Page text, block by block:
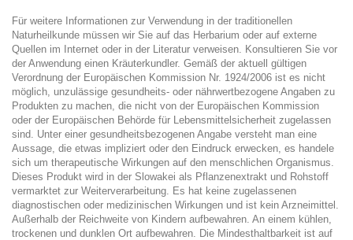
Für weitere Informationen zur Verwendung in der traditionellen
Naturheilkunde müssen wir Sie auf das Herbarium oder auf externe
Quellen im Internet oder in der Literatur verweisen. Konsultieren Sie vor
der Anwendung einen Kräuterkundler. Gemäß der aktuell gültigen
Verordnung der Europäischen Kommission Nr. 1924/2006 ist es nicht
möglich, unzulässige gesundheits- oder nährwertbezogene Angaben zu
Produkten zu machen, die nicht von der Europäischen Kommission
oder der Europäischen Behörde für Lebensmittelsicherheit zugelassen
sind. Unter einer gesundheitsbezogenen Angabe versteht man eine
Aussage, die etwas impliziert oder den Eindruck erwecken, es handele
sich um therapeutische Wirkungen auf den menschlichen Organismus.
Dieses Produkt wird in der Slowakei als Pflanzenextrakt und Rohstoff
vermarktet zur Weiterverarbeitung. Es hat keine zugelassenen
diagnostischen oder medizinischen Wirkungen und ist kein Arzneimittel.
Außerhalb der Reichweite von Kindern aufbewahren. An einem kühlen,
trockenen und dunklen Ort aufbewahren. Die Mindesthaltbarkeit ist auf